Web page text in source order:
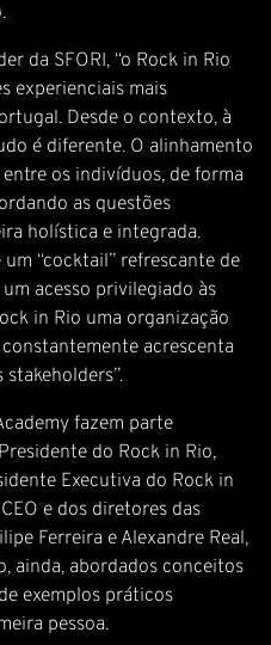
da SFORI, “o Rock in Rio
experienciais mais
Desde o contexto, à
é diferente. O alinhamento
os indivíduos, de forma
as questões
holística e integrada.
“cocktail” refrescante de
acesso privilegiado às
in Rio uma organização
acrescenta
fazem parte
do Rock in Rio,
Executiva do Rock in
e dos diretores das
Ferreira e Alexandre Real,
ainda, abordados conceitos
exemplos práticos
pessoa.